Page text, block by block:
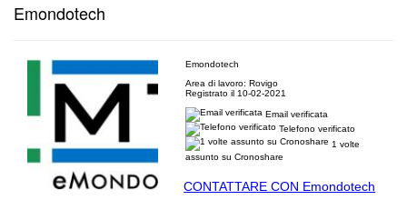
Emondotech
Emondotech
Area di lavoro: Rovigo
Registrato il 10-02-2021
Email verificata
Telefono verificato
1 volte
assunto su Cronoshare
CONTATTARE CON Emondotech